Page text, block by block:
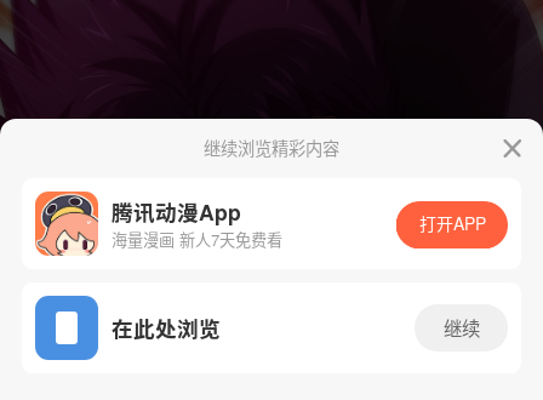
App免费看
继续浏览精彩内容
腾讯动漫App
海量漫画 新人7天免费看
打开APP
在此处浏览 继续